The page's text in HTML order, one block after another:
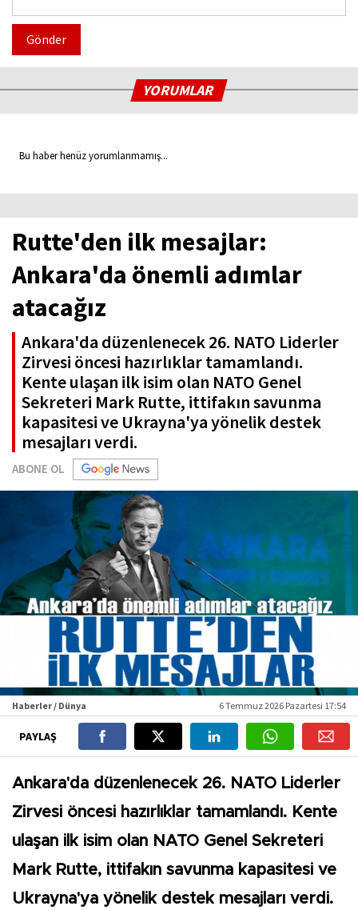
Gönder
YORUMLAR
Bu haber henüz yorumlanmamış...
Rutte'den ilk mesajlar:
Ankara'da önemli adımlar
atacağız
Ankara'da düzenlenecek 26. NATO Liderler
Zirvesi öncesi hazırlıklar tamamlandı.
Kente ulaşan ilk isim olan NATO Genel
Sekreteri Mark Rutte, ittifakın savunma
kapasitesi ve Ukrayna'ya yönelik destek
mesajları verdi.
ABONE OL
Haberler / Dünya 6 Temmuz 2026 Pazartesi 17:54
PAYLAŞ
Ankara'da düzenlenecek 26. NATO Liderler
Zirvesi öncesi hazırlıklar tamamlandı. Kente
ulaşan ilk isim olan NATO Genel Sekreteri
Mark Rutte, ittifakın savunma kapasitesi ve
Ukrayna'ya yönelik destek mesajları verdi.